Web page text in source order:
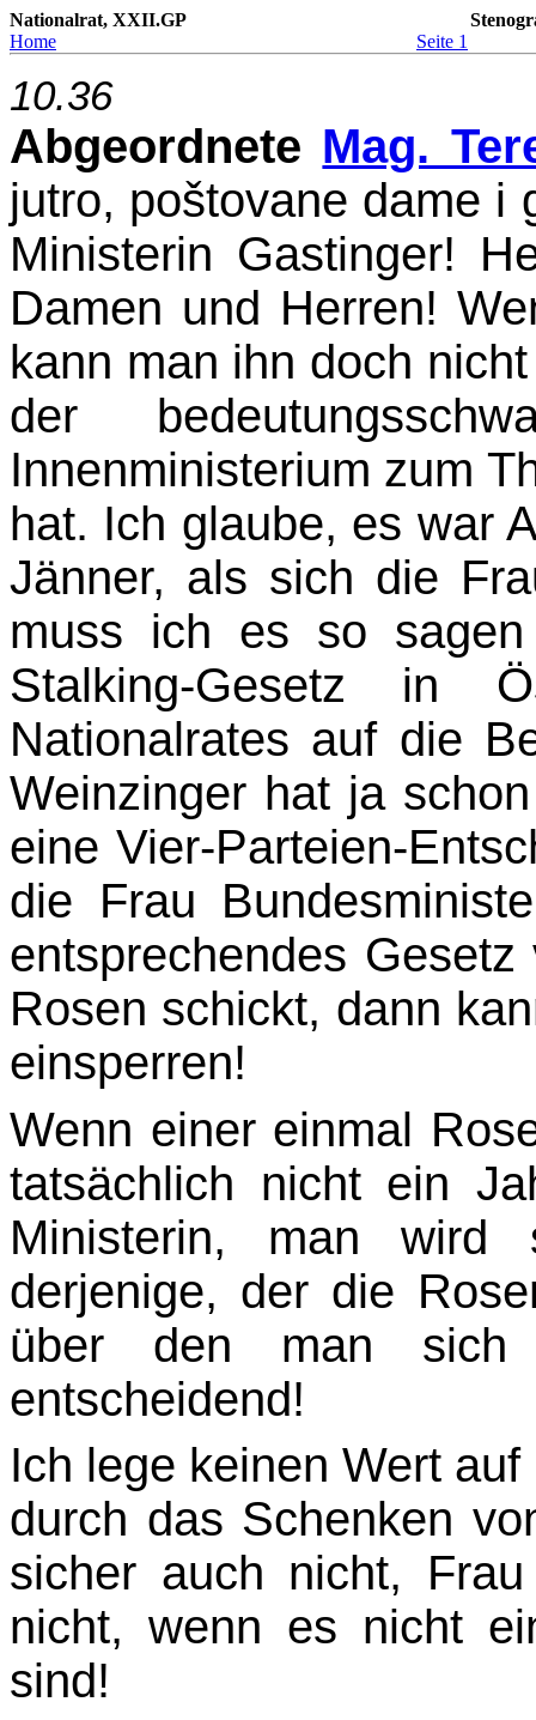
Nationalrat, XXII.GP
Home
Seite 1
10.36
Abgeordnete Mag.
jutro, poštovane dame i
Ministerin Gastinger!
Damen und Herren!
kann man ihn doch
der
Innenministerium zum
hat. Ich glaube, es war
Jänner, als sich die
muss ich es so
Stalking-Gesetz in
Nationalrates auf die
Weinzinger hat ja
eine Vier-Parteien-
die Frau
entsprechendes
Rosen schickt, dann
einsperren!
Wenn einer einmal
tatsächlich nicht ein
Ministerin, man wird
derjenige, der die
über den man
entscheidend!
Ich lege keinen Wert
durch das Schenken
sicher auch nicht,
nicht, wenn es nicht
sind!